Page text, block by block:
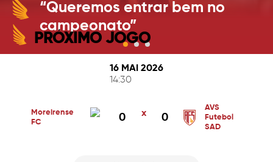
“Queremos entrar bem no
campeonato”
PRÓXIMO JOGO
16 MAI 2026
14:30
Moreirense
FC
0 x 0
AVS
Futebol
SAD